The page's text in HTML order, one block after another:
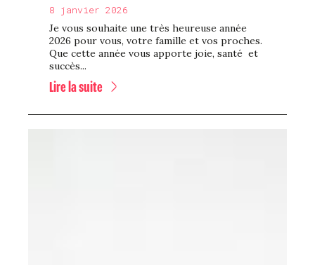
8 janvier 2026
Je vous souhaite une très heureuse année
2026 pour vous, votre famille et vos proches.
Que cette année vous apporte joie, santé et
succès...
Lire la suite